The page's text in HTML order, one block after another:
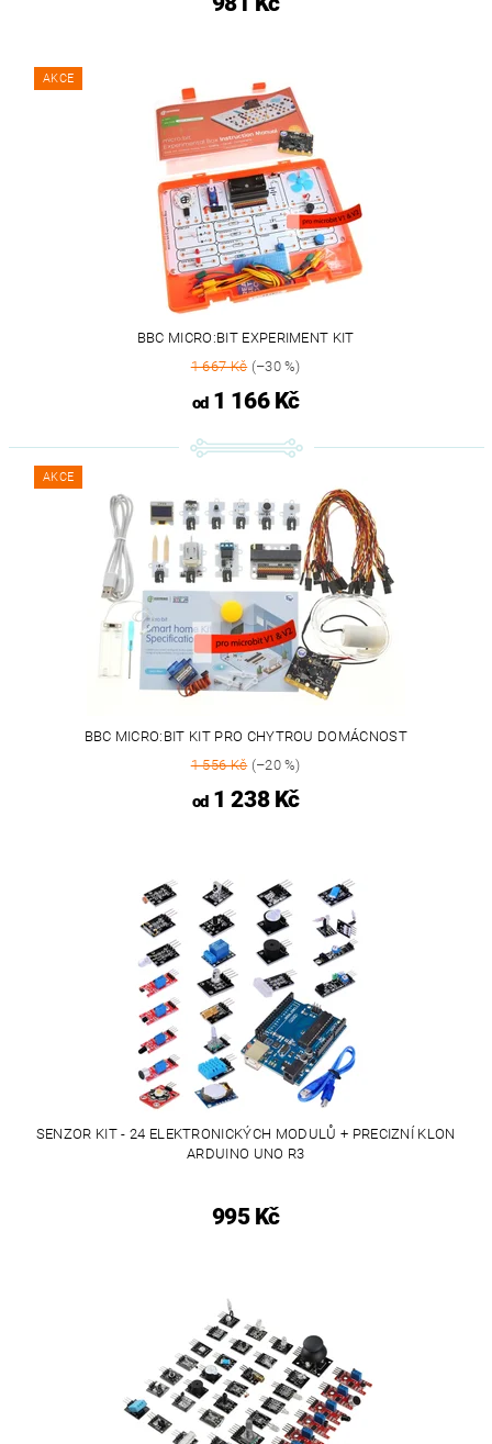
AKCE
BBC MICRO:BIT EXPERIMENT KIT
1 667 Kč(–30 %)
od1 166 Kč
AKCE
BBC MICRO:BIT KIT PRO CHYTROU DOMÁCNOST
1 556 Kč(–20 %)
od1 238 Kč
SENZOR KIT - 24 ELEKTRONICKÝCH MODULŮ + PRECIZNÍ KLON
ARDUINO UNO R3
995 Kč